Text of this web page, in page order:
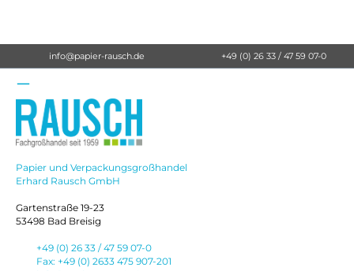
info@papier-rausch.de +49 (0) 26 33 / 47 59 07-0
Papier und Verpackungsgroßhandel
Erhard Rausch GmbH
Gartenstraße 19-23
53498 Bad Breisig
+49 (0) 26 33 / 47 59 07-0
Fax: +49 (0) 2633 475 907-201